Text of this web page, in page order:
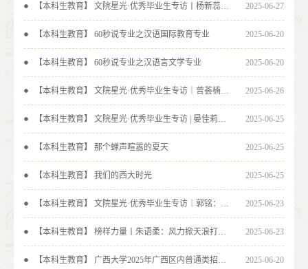
【本科生教育】 文院星光·优秀毕业生专访丨杨新蕊：千淘万漉虽辛苦，吹尽狂沙始到金 2025-06-27
【本科生教育】 60秒说专业之汉语国际教育专业 2025-06-20
【本科生教育】 60秒说专业之汉语言文学专业 2025-06-20
【本科生教育】 文院星光·优秀毕业生专访｜曾荟楠：砥砺前行，一路生花 2025-06-26
【本科生教育】 文院星光·优秀毕业生专访 | 晏佳莉：奉献的青春，最美的成长 2025-06-25
【本科生教育】 那个蝉声喧嚣的夏天 2025-06-25
【本科生教育】 我们的西大时光 2025-06-25
【本科生教育】 文院星光·优秀毕业生专访｜郭铭：不弃微末，久久为功 2025-06-23
【本科生教育】 榜样力量丨朱语柔：风力掀天浪打头，只须一笑不须愁 2025-06-23
【本科生教育】 广西大学2025年广西区内普通类招生专业组设置表 2025-06-20